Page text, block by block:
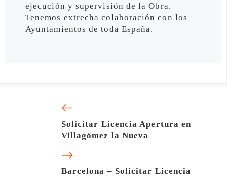
ejecución y supervisión de la Obra.
Tenemos extrecha colaboración con los
Ayuntamientos de toda España.
Solicitar Licencia Apertura en
Villagómez la Nueva
Barcelona – Solicitar Licencia